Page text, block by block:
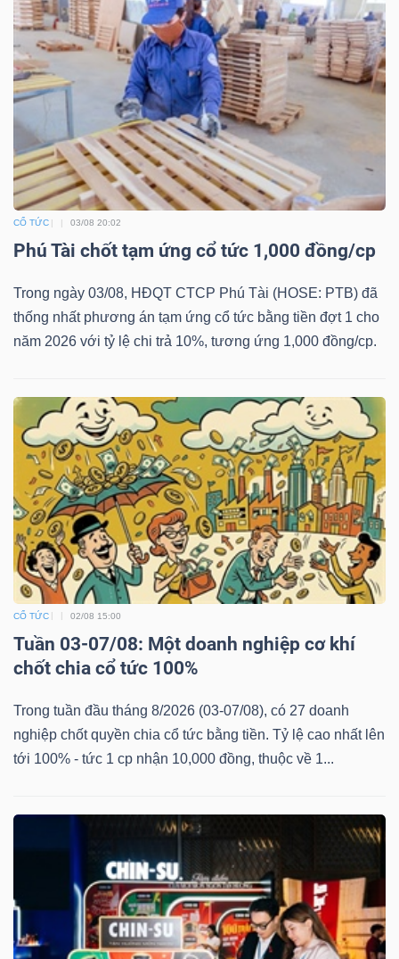
CỔ TỨC 03/08 20:02
Phú Tài chốt tạm ứng cổ tức 1,000 đồng/cp
Trong ngày 03/08, HĐQT CTCP Phú Tài (HOSE: PTB) đã
thống nhất phương án tạm ứng cổ tức bằng tiền đợt 1 cho
năm 2026 với tỷ lệ chi trả 10%, tương ứng 1,000 đồng/cp.
CỔ TỨC 02/08 15:00
Tuần 03-07/08: Một doanh nghiệp cơ khí
chốt chia cổ tức 100%
Trong tuần đầu tháng 8/2026 (03-07/08), có 27 doanh
nghiệp chốt quyền chia cổ tức bằng tiền. Tỷ lệ cao nhất lên
tới 100% - tức 1 cp nhận 10,000 đồng, thuộc về 1...